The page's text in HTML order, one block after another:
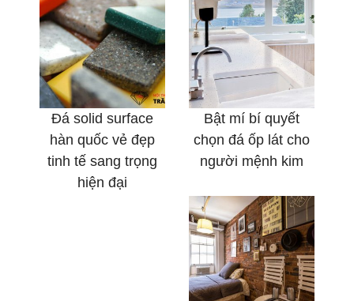
Đá solid surface
hàn quốc vẻ đẹp
tinh tế sang trọng
hiện đại
Bật mí bí quyết
chọn đá ốp lát cho
người mệnh kim